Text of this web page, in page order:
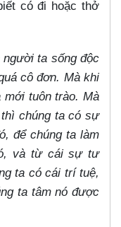
có đi hoặc thở
ta sống độc
cô đơn. Mà khi
mới tuôn trào. Mà
chúng ta có sự
để chúng ta làm
và từ cái sự tư
ta có cái trí tuệ,
ta tâm nó được